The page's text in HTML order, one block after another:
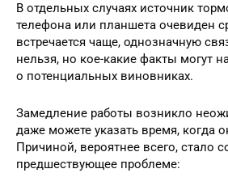
В отдельных случаях источник
телефона или планшета очевиден
встречается чаще, однозначную
нельзя, но кое-какие факты могут
о потенциальных виновниках.
Замедление работы возникло
даже можете указать время, когда
Причиной, вероятнее всего, стало
предшествующее проблеме: